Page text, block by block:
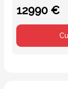
12990 €